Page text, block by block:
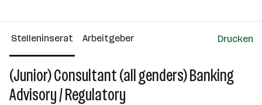
501 - 2500 Mitarbeiter*innen
Wien
Stelleninserat Arbeitgeber Drucken
(Junior) Consultant (all genders) Banking
Advisory / Regulatory